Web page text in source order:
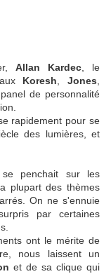
Allan Kardec, le
Koresh ,Jones
de personnalité
rapidement pour se
des lumières, et
penchait sur les
plupart des thèmes
On ne s'ennuie
par certaines
ont le mérite de
nous laissent un
et de sa clique qui